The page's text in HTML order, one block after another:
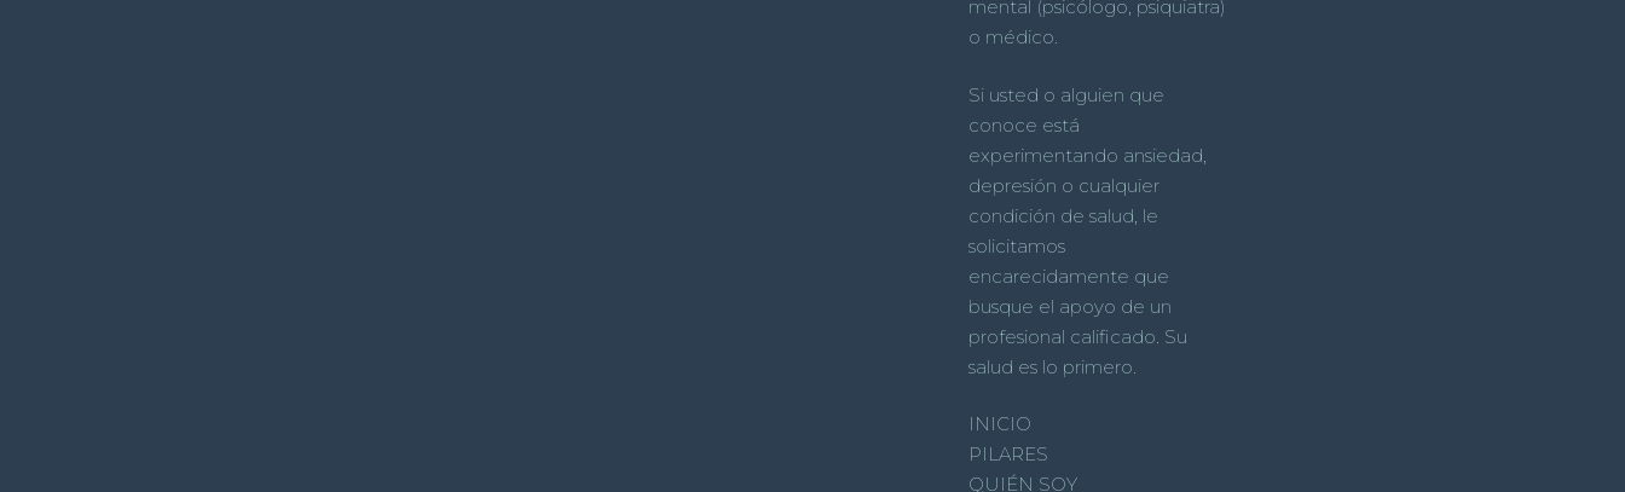
mental (psicólogo, psiquiatra)
o médico.
Si usted o alguien que
conoce está
experimentando ansiedad,
depresión o cualquier
condición de salud, le
solicitamos
encarecidamente que
busque el apoyo de un
profesional calificado. Su
salud es lo primero.
INICIO
PILARES
QUIÉN SOY